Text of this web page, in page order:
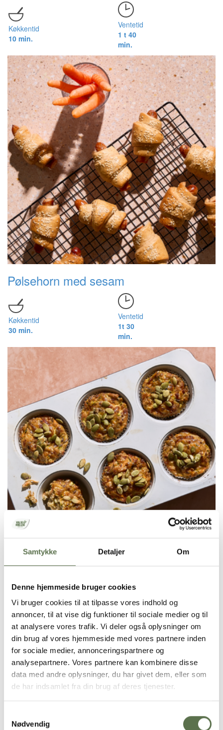
Samtykke Detaljer Om
Denne hjemmeside bruger cookies
Vi bruger cookies til at tilpasse vores indhold og
annoncer, til at vise dig funktioner til sociale medier og til
at analysere vores trafik. Vi deler også oplysninger om
din brug af vores hjemmeside med vores partnere inden
for sociale medier, annonceringspartnere og
analysepartnere. Vores partnere kan kombinere disse
data med andre oplysninger, du har givet dem, eller som
de har indsamlet fra din brug af deres tjenester.
Nødvendig
Køkkentid
10 min.
Ventetid
1 t 40
min.
Pølsehorn med sesam
Køkkentid
30 min.
Ventetid
1t 30
min.
Madmuffins med gulerødder og kerner
Køkkentid
40 min.
Nem rugbrødstoast med tun og
avocado – bageblanding
Køkkentid